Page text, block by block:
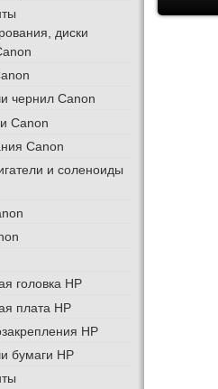
диски
чернил Canon
Canon
Canon
и соленоиды
головка HP
плата HP
HP
бумаги HP